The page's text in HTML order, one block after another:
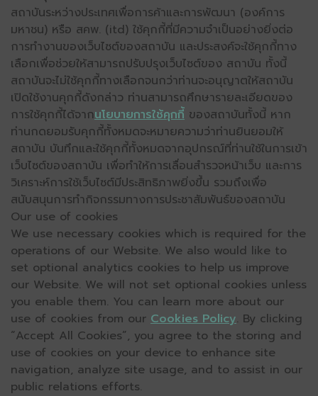
สถาบันระหว่างประเทศเพื่อการค้าและการพัฒนา (องค์การ
มหาชน) หรือ สคพ. (itd) ใช้คุกกี้ที่มีความจำเป็นอย่างยิ่งต่อ
การทำงานของเว็บไซต์ของสถาบัน และประสงค์จะใช้คุกกี้ทาง
เลือกเพื่อช่วยให้สามารถปรับปรุงเว็บไซต์ของ สถาบัน ทั้งนี้
สถาบันจะไม่ใช้คุกกี้ทางเลือกจนกว่าท่านจะอนุญาตให้สถาบัน
เปิดใช้งานคุกกี้ดังกล่าว ท่านสามารถศึกษารายละเอียดของ
การใช้คุกกี้ได้จากนโยบายการใช้คุกกี้ ของสถาบันทั้งนี้ หาก
ท่านกดยอมรับคุกกี้ทั้งหมดจะหมายความว่าท่านยินยอมให้
สถาบัน บันทึกและใช้คุกกี้ทั้งหมดจากอุปกรณ์ที่ท่านใช้ในการเข้า
เว็บไซต์ของสถาบัน เพื่อทำให้การเลื่อนสำรวจหน้าเว็บ และการ
วิเคราะห์การใช้เว็บไซต์มีประสิทธิภาพยิ่งขึ้น รวมถึงเพื่อ
สนับสนุนการทำกิจกรรมทางการประชาสัมพันธ์ของสถาบัน
Our use of cookies
We use necessary cookies which is required for the
operations of our Website. We also would like to
set optional analytics cookies to help us improve
our Website. We will not set optional cookies unless
you enable them. You can learn more about our
use of cookies from our Cookies Policy. By clicking
“Accept All Cookies”, you agree to the storing and
use of cookies on your device to enhance site
navigation, analyze site usage, and to assist in our
public relations efforts.